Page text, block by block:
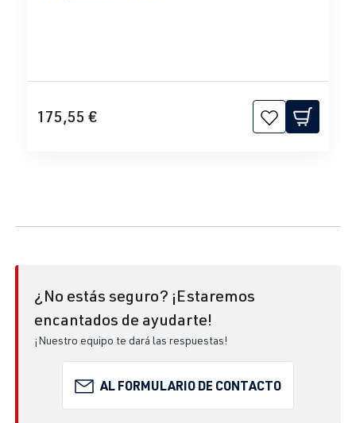
175,55 €
¿No estás seguro? ¡Estaremos
encantados de ayudarte!
¡Nuestro equipo te dará las respuestas!
AL FORMULARIO DE CONTACTO